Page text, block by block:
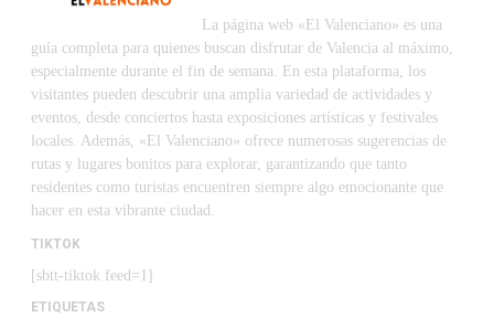
La página web «El Valenciano» es una
guía completa para quienes buscan disfrutar de Valencia al máximo,
especialmente durante el fin de semana. En esta plataforma, los
visitantes pueden descubrir una amplia variedad de actividades y
eventos, desde conciertos hasta exposiciones artísticas y festivales
locales. Además, «El Valenciano» ofrece numerosas sugerencias de
rutas y lugares bonitos para explorar, garantizando que tanto
residentes como turistas encuentren siempre algo emocionante que
hacer en esta vibrante ciudad.
TIKTOK
[sbtt-tiktok feed=1]
ETIQUETAS